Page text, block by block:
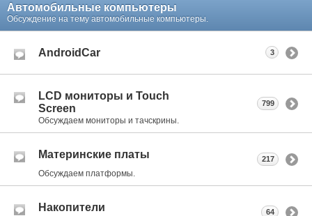
Автомобильные компьютеры
Обсуждение на тему автомобильные компьютеры.
AndroidCar 3
LCD мониторы и Touch
Screen
Обсуждаем мониторы и тачскрины.
799
Материнские платы
Обсуждаем платформы.
217
Накопители 64